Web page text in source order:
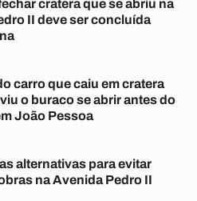
cratera que se abriu na
II deve ser concluída
carro que caiu em cratera
o buraco se abrir antes do
João Pessoa
alternativas para evitar
na Avenida Pedro II